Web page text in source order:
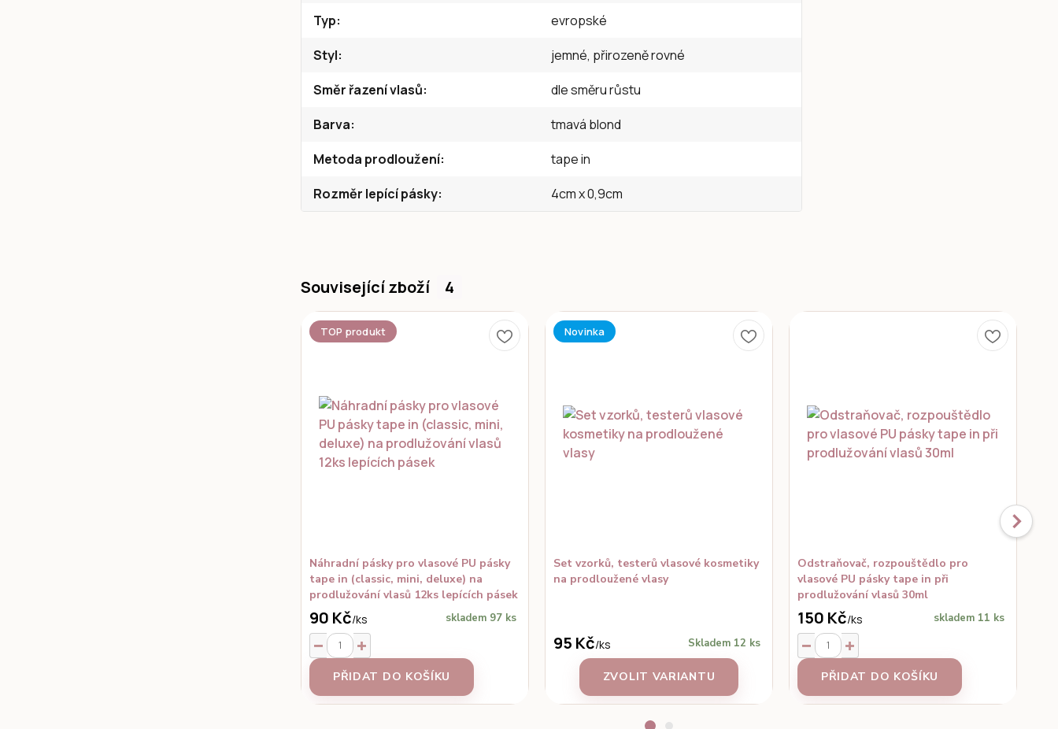
Typ
evropské
Styl
jemné, přirozeně rovné
Směr řazení vlasů
dle směru růstu
Barva
tmavá blond
Metoda prodloužení
tape in
Rozměr lepící pásky
4cm x 0,9cm
Související zboží 4
TOP produkt
Náhradní pásky pro vlasové PU pásky
tape in (classic, mini, deluxe) na
prodlužování vlasů 12ks lepících pásek
90 Kč/ks skladem 97 ks
PŘIDAT DO KOŠÍKU
Novinka
Set vzorků, testerů vlasové kosmetiky
na prodloužené vlasy
95 Kč/ks Skladem 12 ks
ZVOLIT VARIANTU
Odstraňovač, rozpouštědlo pro
vlasové PU pásky tape in při
prodlužování vlasů 30ml
150 Kč/ks skladem 11 ks
PŘIDAT DO KOŠÍKU